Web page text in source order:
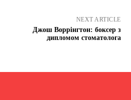
NEXT ARTICLE
Джош Воррінгтон: боксер з
дипломом стоматолога